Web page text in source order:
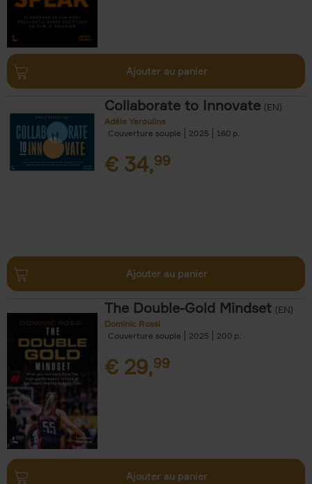
Ajouter au panier
Collaborate to Innovate (EN)
Adèle Yaroulina
Couverture souple
2025 160
€ 34,99
Ajouter au panier
The Double-Gold Mindset (EN)
Dominic Rossi
Couverture souple
2025 200
€ 29,99
Ajouter au panier